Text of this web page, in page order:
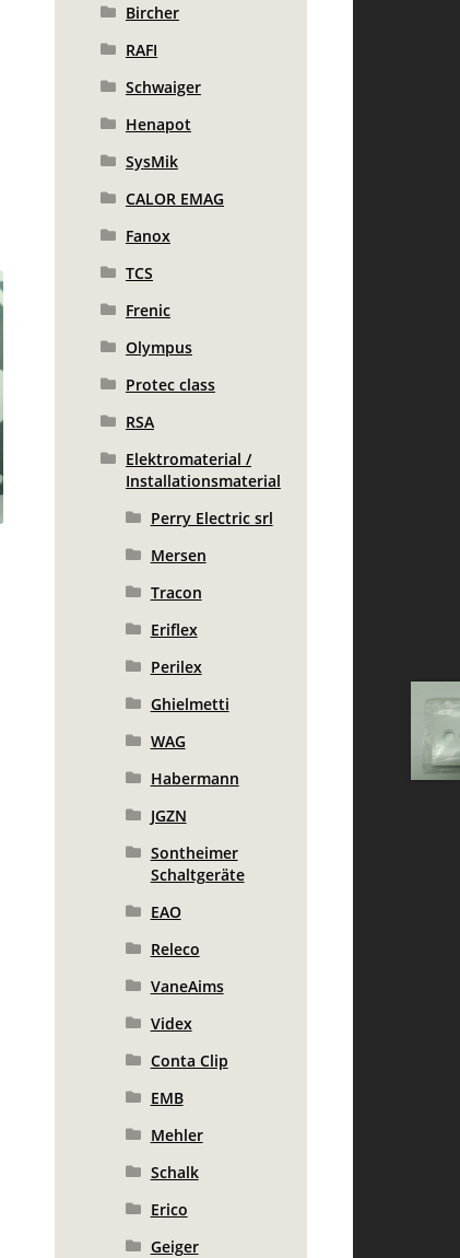
Bircher
RAFI
Schwaiger
Henapot
SysMik
CALOR EMAG
Fanox
TCS
Frenic
Olympus
Protec class
RSA
Elektromaterial /
Installationsmaterial
Perry Electric srl
Mersen
Tracon
Eriflex
Perilex
Ghielmetti
WAG
Habermann
JGZN
Sontheimer
Schaltgeräte
EAO
Releco
VaneAims
Videx
Conta Clip
EMB
Mehler
Schalk
Erico
Geiger